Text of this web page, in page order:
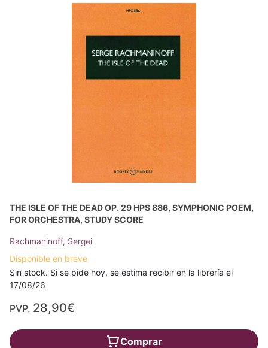
THE ISLE OF THE DEAD OP. 29 HPS 886, SYMPHONIC POEM,
FOR ORCHESTRA, STUDY SCORE
Rachmaninoff, Sergei
Disponible en breve
Sin stock. Si se pide hoy, se estima recibir en la librería el
17/08/26
PVP. 28,90€
Comprar